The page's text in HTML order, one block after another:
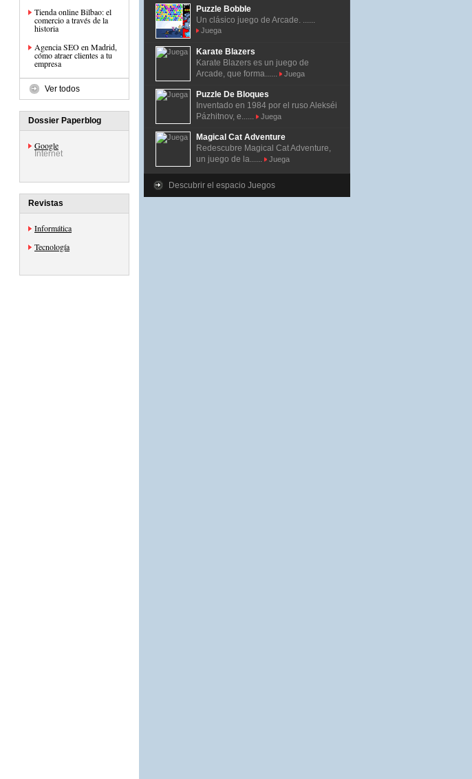
Tienda online Bilbao: el
comercio a través de la
historia
Agencia SEO en Madrid,
cómo atraer clientes a tu
empresa
Ver todos
Dossier Paperblog
Google
Internet
Revistas
Informática
Tecnología
Puzzle Bobble
Un clásico juego de Arcade. ......
Juega
Karate Blazers
Karate Blazers es un juego de
Arcade, que forma......
Juega
Puzzle De Bloques
Inventado en 1984 por el ruso Alekséi
Pázhitnov, e......
Juega
Magical Cat Adventure
Redescubre Magical Cat Adventure,
un juego de la......
Juega
Descubrir el espacio Juegos